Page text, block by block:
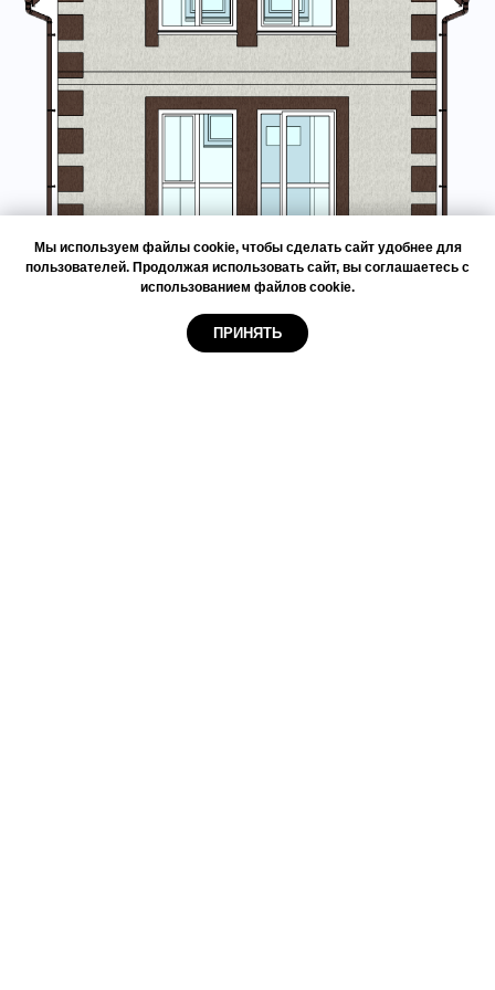
ПП 2
Мы используем файлы cookie, чтобы сделать сайт удобнее для
пользователей. Продолжая использовать сайт, вы соглашаетесь с
использованием файлов cookie.
ПРИНЯТЬ